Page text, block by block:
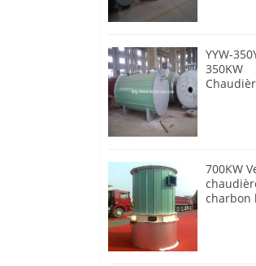
YYW-
350KW
700KW
charbon